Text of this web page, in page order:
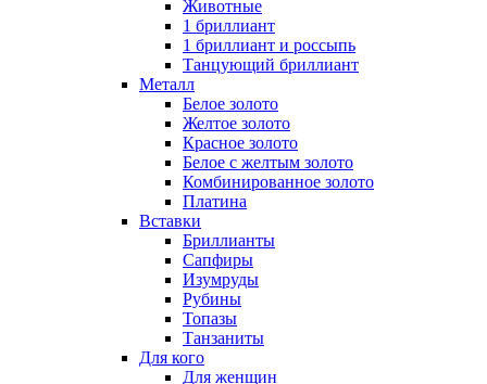
Животные
1 бриллиант
1 бриллиант и россыпь
Танцующий бриллиант
Металл
Белое золото
Желтое золото
Красное золото
Белое с желтым золото
Комбинированное золото
Платина
Вставки
Бриллианты
Сапфиры
Изумруды
Рубины
Топазы
Танзаниты
Для кого
Для женщин